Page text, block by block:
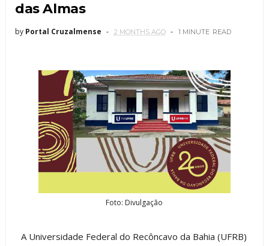
das Almas
by Portal Cruzalmense 2 MONTHS AGO 1 MINUTE READ
Foto: Divulgação
A Universidade Federal do Recôncavo da Bahia (UFRB)